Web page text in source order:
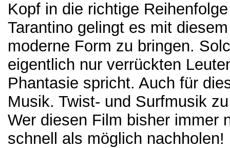
Kopf in die richtige
Tarantino gelingt es mit
moderne Form zu bringen.
eigentlich nur verrückten
Phantasie spricht. Auch für
Musik. Twist- und Surfmusik
Wer diesen Film bisher immer
schnell als möglich nachholen!